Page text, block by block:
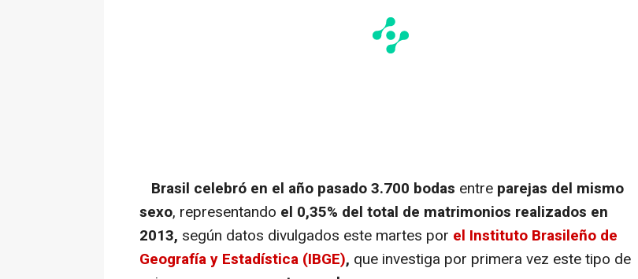
Brasil celebró en el año pasado 3.700 bodas entre parejas del mismo
sexo, representando el 0,35% del total de matrimonios realizados en
2013, según datos divulgados este martes por el Instituto Brasileño de
Geografía y Estadística (IBGE), que investiga por primera vez este tipo de